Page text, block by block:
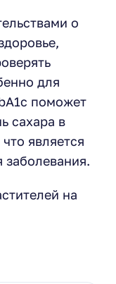
о
для
поможет
сахара в
является
на